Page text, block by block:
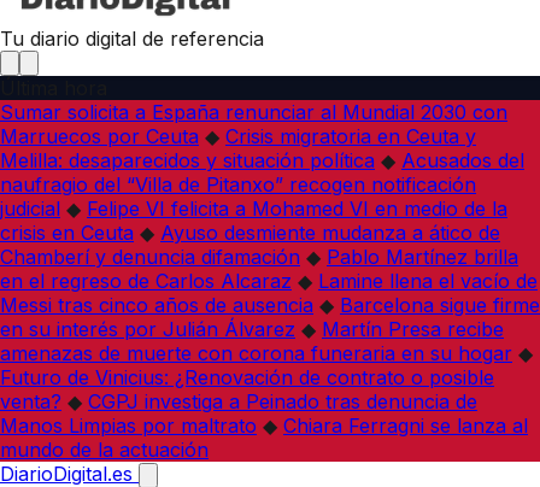
Tu diario digital de referencia
Sumar solicita a España renunciar al Mundial 2030 con
Marruecos por Ceuta ◆ Crisis migratoria en Ceuta y
Melilla: desaparecidos y situación política ◆ Acusados del
naufragio del “Villa de Pitanxo” recogen notificación
judicial ◆ Felipe VI felicita a Mohamed VI en medio de la
crisis en Ceuta ◆ Ayuso desmiente mudanza a ático de
Chamberí y denuncia difamación ◆ Pablo Martínez brilla
en el regreso de Carlos Alcaraz ◆ Lamine llena el vacío de
Messi tras cinco años de ausencia ◆ Barcelona sigue firme
en su interés por Julián Álvarez ◆ Martín Presa recibe
amenazas de muerte con corona funeraria en su hogar ◆
Futuro de Vinicius: ¿Renovación de contrato o posible
venta? ◆ CGPJ investiga a Peinado tras denuncia de
Manos Limpias por maltrato ◆ Chiara Ferragni se lanza al
mundo de la actuación
DiarioDigital.es